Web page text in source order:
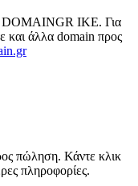
DOMAINGR ΙΚΕ. Για
και άλλα domain προς
πώληση. Κάντε κλικ
πληροφορίες.